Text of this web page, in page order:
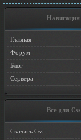
Навигация
Главная
Форум
Блог
Сервера
Все для Css
Скачать Css